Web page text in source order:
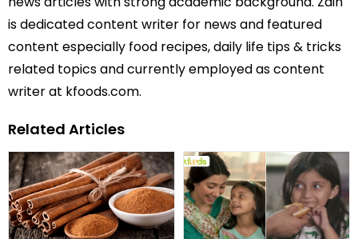
is dedicated content writer for news and featured
content especially food recipes, daily life tips & tricks
related topics and currently employed as content
writer at kfoods.com.
Related Articles